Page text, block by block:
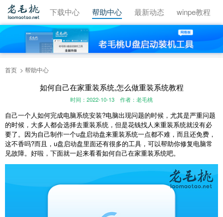
视频教程 下载中心 帮助中心 最新动态 winpe教程
首页 帮助中心
如何自己在家重装系统,怎么做重装系统教程
时间：2022-10-13 作者：老毛桃
自己一个人如何完成电脑系统安装?电脑出现问题的时候，尤其是严重问题
的时候，大多人都会选择去重装系统，但是花钱找人来重装系统就没有必
要了。因为自己制作一个u盘启动盘来重装系统一点都不难，而且还免费，
这不香吗?而且，u盘启动盘里面还有很多的工具，可以帮助你修复电脑常
见故障。好啦，下面就一起来看看如何自己在家重装系统吧。